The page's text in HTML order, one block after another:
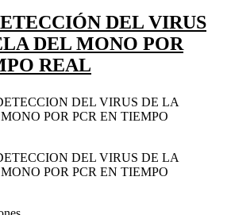
DEL VIRUS
DEL MONO POR
REAL